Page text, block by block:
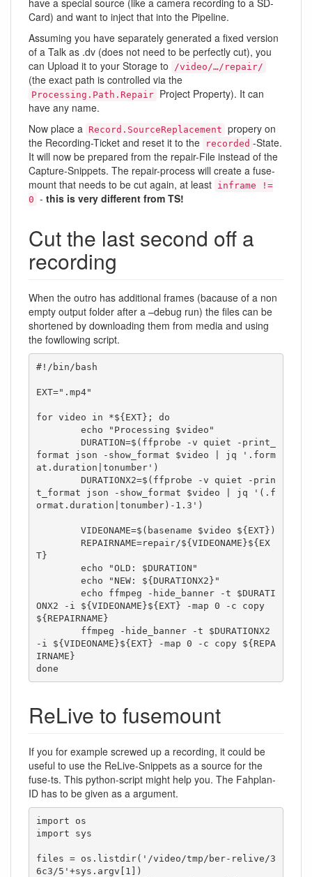
have a special source (like a camera recording to a SD-
Card) and want to inject that into the Pipeline.
Assuming you have separately generated a fixed version
of a Talk as .dv (does not need to be perfectly cut), you
can Upload it to your Storage to
/video/…/repair/
(the exact path is controlled via the
Processing.Path.Repair Project Property). It can
have any name.
Now place a Record.SourceReplacement propery on
the Recording-Ticket and reset it to the
recorded -State.
It will now be prepared from the repair-File instead of the
Capture-Snippets. The repair-process will create a fuse-
mount that needs to be cut again, at least inframe !=
0 - this is very different from TS!
Cut the last second off a
recording
When the outro has additional frames (bacause of a non
empty output folder after a –debug run) the files can be
shortened by downloading them from media and using
the fowllowing script.
#!/bin/bash
EXT=".mp4"
for video in *${EXT}; do
format json -show_format $video | jq '.form
at.duration|tonumber')
t_format json -show_format $video | jq '(.f
ormat.duration|tonumber)-1.3')
T}
ONX2 -i ${VIDEONAME}${EXT} -map 0 -c copy
${REPAIRNAME}
-i ${VIDEONAME}${EXT} -map 0 -c copy ${REPA
IRNAME}
done
ReLive to fusemount
If you for example screwed up a recording, it could be
useful to use the ReLive-Snippets as a source for the
fuse-ts. This python-script might help you. The Fahplan-
ID has to be given as a argument.
import os
import sys
files = os.listdir('/video/tmp/ber-relive/3
6c3/5'+sys.argv[1])